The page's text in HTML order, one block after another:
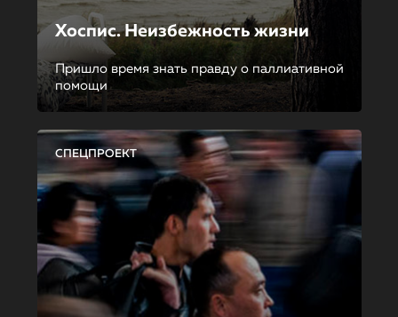
Хоспис. Неизбежность жизни
Пришло время знать правду о паллиативной
помощи
СПЕЦПРОЕКТ